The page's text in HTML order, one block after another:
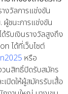
วัลการแข่งขัน
ผู้ชนะการแข่งขัน
รับเงินรางวัลสูงถึง
ได้ที่เว็บไซต์
หรือ
นสิทธิ์ปิดรับสมัคร
ปิดให้ผู้สมัครรับเสื้อ